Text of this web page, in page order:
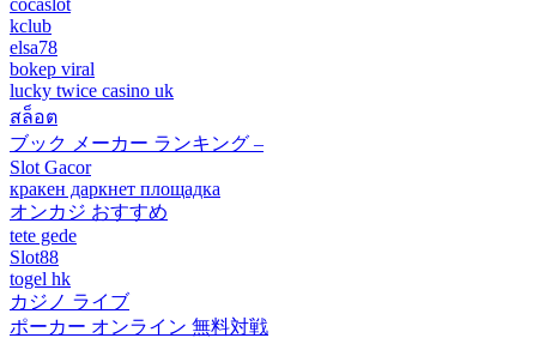
kclub
elsa78
bokep viral
lucky twice casino uk
สล็อต
ブック メーカー ランキング –
Slot Gacor
кракен даркнет площадка
オンカジ おすすめ
tete gede
Slot88
togel hk
カジノ ライブ
ポーカー オンライン 無料対戦